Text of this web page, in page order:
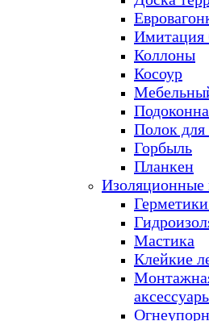
Имитация
Коллоны
Косоур
Полок для
Горбыль
Планкен
Изоляционные
Мастика
Клейкие